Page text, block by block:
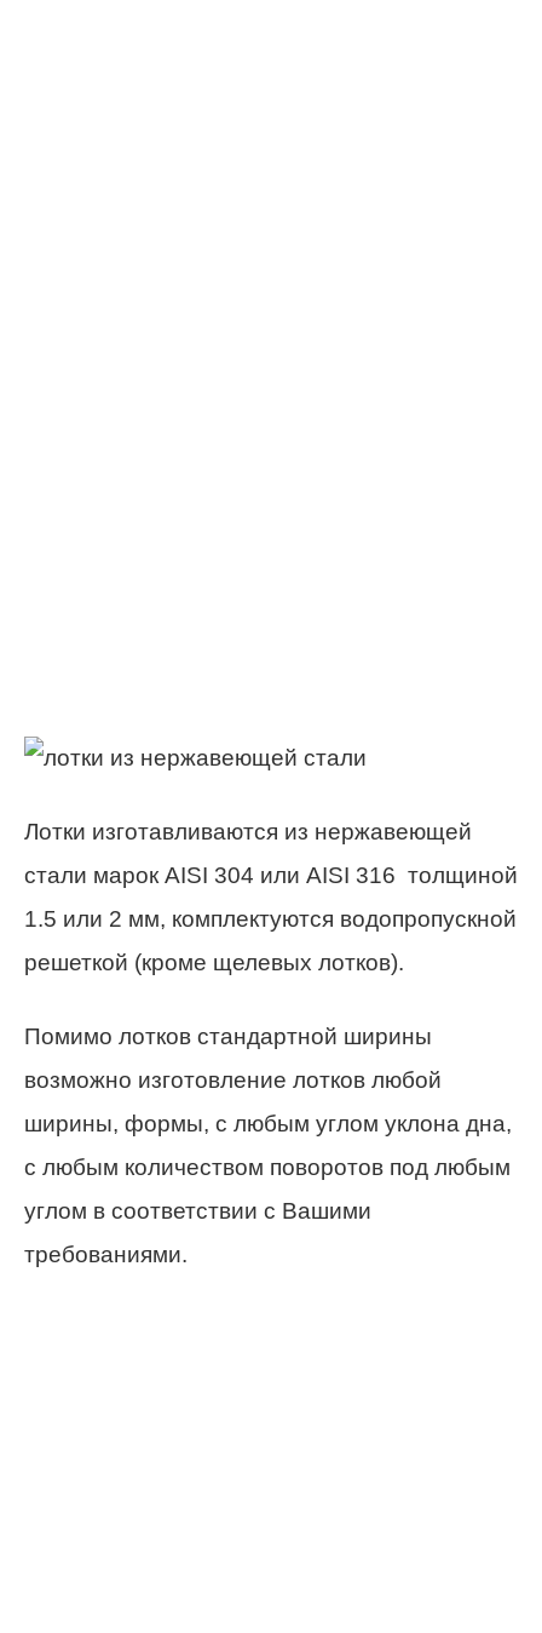
Лотки изготавливаются из нержавеющей
стали марок AISI 304 или AISI 316 толщиной
1.5 или 2 мм, комплектуются водопропускной
решеткой (кроме щелевых лотков).
Помимо лотков стандартной ширины
возможно изготовление лотков любой
ширины, формы, с любым углом уклона дна,
с любым количеством поворотов под любым
углом в соответствии с Вашими
требованиями.